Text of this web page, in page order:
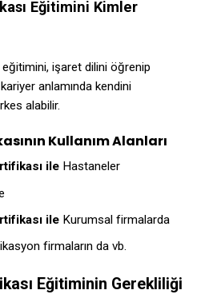
Eğitimini Kimler
eğitimini, işaret dilini öğrenip
anlamında kendini
alabilir.
Kullanım Alanları
ile Hastaneler
ile Kurumsal firmalarda
firmaların da vb.
Eğitiminin Gerekliliği